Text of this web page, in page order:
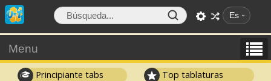
Es
Menu
Principiante tabs Top tablaturas